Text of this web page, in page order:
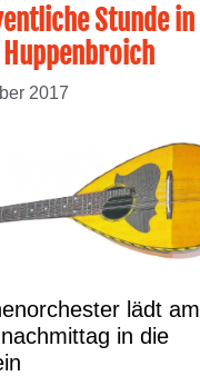
Stunde in
Huppenbroich
2017
lädt am
in die